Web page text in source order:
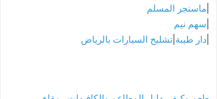
ماسنجر المسلم
سهم نيم
دار طيبة تشليح السيارات بالرياض